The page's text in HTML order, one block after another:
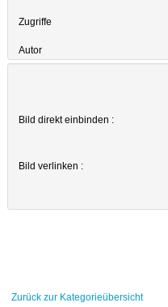
Zugriffe
Autor
Bild direkt einbinden :
Bild verlinken :
Zurück zur Kategorieübersicht